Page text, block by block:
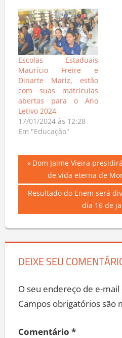
Escolas Estaduais
Maurício Freire e
Dinarte Mariz, estão
com suas matrículas
abertas para o Ano
Letivo 2024
17/01/2024 às 12:28
Em "Educação"
Navegação
de
Previous
Post:
Dom Jaime Vieira
de vida eterna de
Next
Resultado do Enem será
dia 16 de
DEIXE SEU
O seu endereço de e-
Campos obrigatórios são
Comentário *